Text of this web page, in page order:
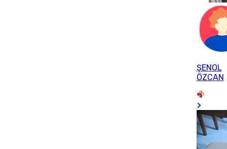
ŞENOL
ÖZCAN